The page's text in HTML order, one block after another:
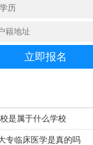
是属于什么学校
专临床医学是真的吗